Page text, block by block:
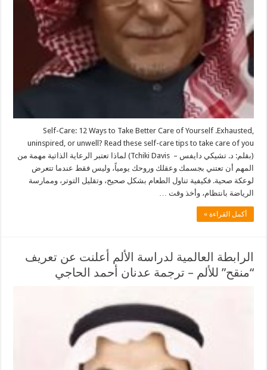
Self-Care: 12 Ways to Take Better Care of Yourself .Exhausted,
uninspired, or unwell? Read these self-care tips to take care of you
(بقلم: د. تشيكي دايفس – Tchiki Davis) لماذا تعتبر الرعاية الذاتية مهمة من
المهم أن تعتني بجسمك وعقلك وروحك يومياً، وليس فقط عندما تتعرض
لوعكة صحية. فكيفية تناول الطعام بشكل صحيح، وتقليل التوتر، وممارسة
الرياضة بانتظام، وأخذ وقت …
أكمل القراءة »
الرابطة العالمية لدراسة الألم أعلنت عن تعريف
“منقح” للألم – ترجمة عدنان أحمد الحاجي